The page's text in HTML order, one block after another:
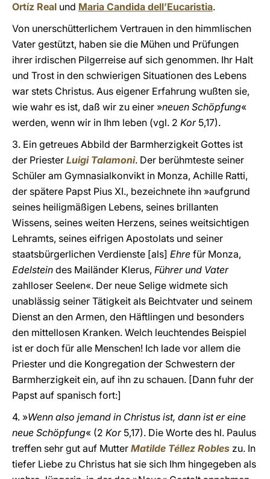
Ortíz Real und Maria Candida dell’Eucaristia.
Von unerschütterlichem Vertrauen in den himmlischen
Vater gestützt, haben sie die Mühen und Prüfungen
ihrer irdischen Pilgerreise auf sich genommen. Ihr Halt
und Trost in den schwierigen Situationen des Lebens
war stets Christus. Aus eigener Erfahrung wußten sie,
wie wahr es ist, daß wir zu einer »neuen Schöpfung«
werden, wenn wir in Ihm leben (vgl. 2 Kor5,17).
3. Ein getreues Abbild der Barmherzigkeit Gottes ist
der Priester Luigi Talamoni. Der berühmteste seiner
Schüler am Gymnasialkonvikt in Monza, Achille Ratti,
der spätere Papst Pius XI., bezeichnete ihn »aufgrund
seines heiligmäßigen Lebens, seines brillanten
Wissens, seines weiten Herzens, seines weitsichtigen
Lehramts, seines eifrigen Apostolats und seiner
staatsbürgerlichen Verdienste [als] Ehre für Monza,
Edelstein des Mailänder Klerus, Führer und Vater
zahlloser Seelen«. Der neue Selige widmete sich
unablässig seiner Tätigkeit als Beichtvater und seinem
Dienst an den Armen, den Häftlingen und besonders
den mittellosen Kranken. Welch leuchtendes Beispiel
ist er doch für alle Menschen! Ich lade vor allem die
Priester und die Kongregation der Schwestern der
Barmherzigkeit ein, auf ihn zu schauen. [Dann fuhr der
Papst auf spanisch fort:]
4. »Wenn also jemand in Christus ist, dann ist er eine
neue Schöpfung« (2 Kor5,17). Die Worte des hl. Paulus
treffen sehr gut auf Mutter Matilde Téllez Robles zu. In
tiefer Liebe zu Christus hat sie sich Ihm hingegeben als